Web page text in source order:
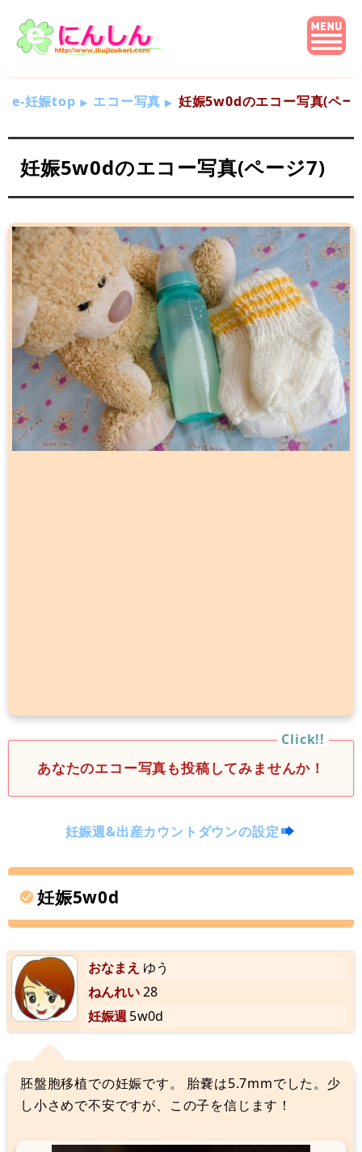
e-妊娠top エコー写真 妊娠5w0dのエコー写真(ペー
妊娠5w0dのエコー写真(ページ7)
あなたのエコー写真も投稿してみませんか！
妊娠週&出産カウントダウンの設定
妊娠5w0d
おなまえ ゆう
ねんれい28
妊娠週5w0d
胚盤胞移植での妊娠です。 胎嚢は5.7mmでした。少
し小さめで不安ですが、この子を信じます！